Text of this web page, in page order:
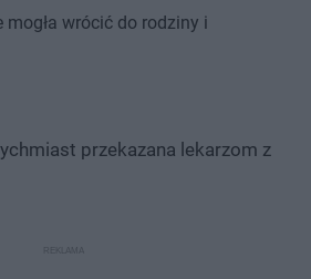
mogła wrócić do rodziny i
przekazana lekarzom z